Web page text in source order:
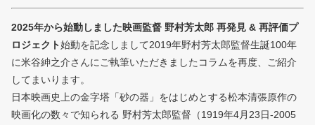
2025年から始動しました映画監督 野村芳太郎 再発見 & 再評価プ
ロジェクト始動を記念しまして2019年野村芳太郎監督生誕100年
に米谷紳之介さんにご執筆いただきましたコラムを再度、ご紹介
してまいります。
日本映画史上の金字塔「砂の器」をはじめとする松本清張原作の
映画化の数々で知られる 野村芳太郎監督（1919年4月23日-2005